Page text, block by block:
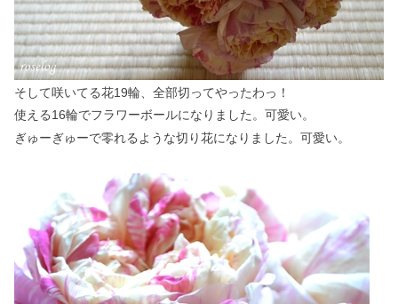
そして咲いてる花19輪、全部切ってやったわっ！
使える16輪でフラワーボールになりました。可愛い。
ぎゅーぎゅーで零れるような切り花になりました。可愛い。